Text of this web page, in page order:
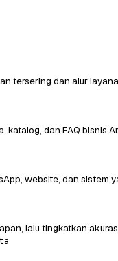
tersering dan alur
katalog, dan FAQ bisnis
website, dan sistem
lalu tingkatkan